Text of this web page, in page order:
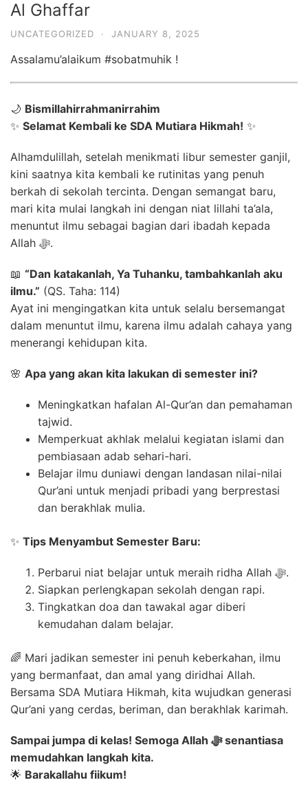
Al Ghaffar
UNCATEGORIZED · JANUARY 8, 2025
Assalamu’alaikum #sobatmuhik !
🌙 Bismillahirrahmanirrahim
✨ Selamat Kembali ke SDA Mutiara Hikmah! ✨
Alhamdulillah, setelah menikmati libur semester ganjil,
kini saatnya kita kembali ke rutinitas yang penuh
berkah di sekolah tercinta. Dengan semangat baru,
mari kita mulai langkah ini dengan niat lillahi ta’ala,
menuntut ilmu sebagai bagian dari ibadah kepada
Allah ﷻ.
📖 “Dan katakanlah, Ya Tuhanku, tambahkanlah aku
ilmu.” (QS. Taha: 114)
Ayat ini mengingatkan kita untuk selalu bersemangat
dalam menuntut ilmu, karena ilmu adalah cahaya yang
menerangi kehidupan kita.
🌸 Apa yang akan kita lakukan di semester ini?
Meningkatkan hafalan Al-Qur’an dan pemahaman
tajwid.
Memperkuat akhlak melalui kegiatan islami dan
pembiasaan adab sehari-hari.
Belajar ilmu duniawi dengan landasan nilai-nilai
Qur’ani untuk menjadi pribadi yang berprestasi
dan berakhlak mulia.
✨ Tips Menyambut Semester Baru:
Perbarui niat belajar untuk meraih ridha Allah ﷻ.
Siapkan perlengkapan sekolah dengan rapi.
Tingkatkan doa dan tawakal agar diberi
kemudahan dalam belajar.
🌈 Mari jadikan semester ini penuh keberkahan, ilmu
yang bermanfaat, dan amal yang diridhai Allah.
Bersama SDA Mutiara Hikmah, kita wujudkan generasi
Qur’ani yang cerdas, beriman, dan berakhlak karimah.
Sampai jumpa di kelas! Semoga Allah ﷻ senantiasa
memudahkan langkah kita.
🌟 Barakallahu fiikum!